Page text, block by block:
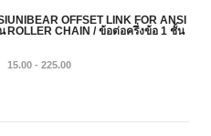
UNIBEAR OFFSET LINK FOR ANSI
ROLLER CHAIN / ข้อต่อครึ่งข้อ 1 ชั้น
15.00 - 225.00